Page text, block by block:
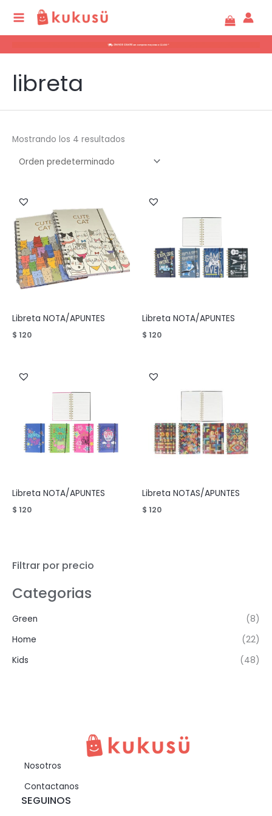
contenido
Filtrar por precio
Categorias
Green
(8)
Home
(22)
Kids
(48)
libreta
Mostrando los 4 resultados
Libreta NOTA/APUNTES
$ 120
Libreta NOTA/APUNTES
$ 120
Libreta NOTA/APUNTES
$ 120
Libreta NOTAS/APUNTES
$ 120
Nosotros
Contactanos
SEGUINOS